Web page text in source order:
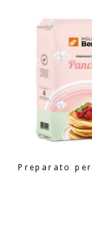
Preparato